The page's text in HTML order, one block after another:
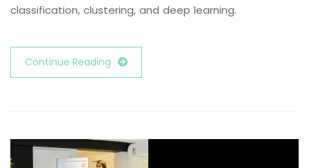
classification, clustering, and deep learning.
Continue Reading